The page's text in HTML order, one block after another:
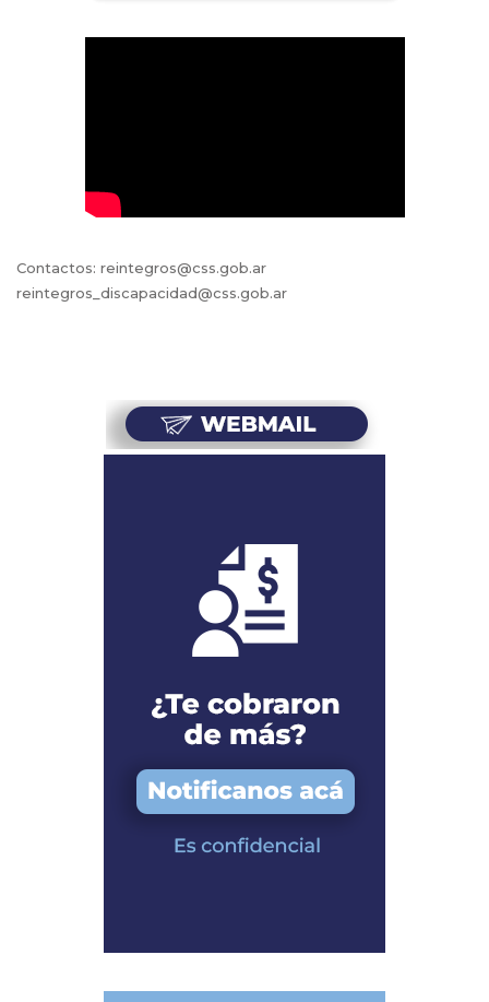
Contactos: reintegros@css.gob.ar
reintegros_discapacidad@css.gob.ar